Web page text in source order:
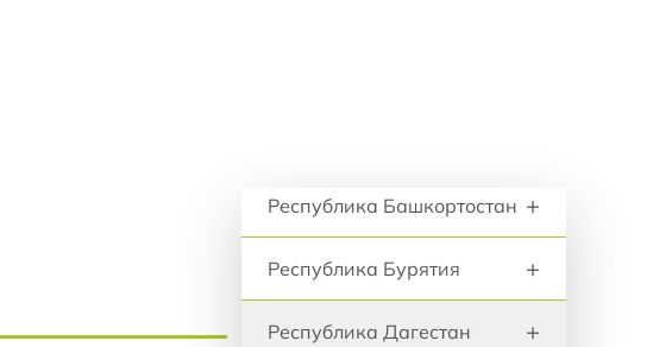
Регионы и города
Республика Башкортостан +
Республика Бурятия +
Республика Дагестан +